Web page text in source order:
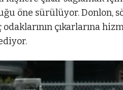
öne sürülüyor. Donlon,
çıkarlarına